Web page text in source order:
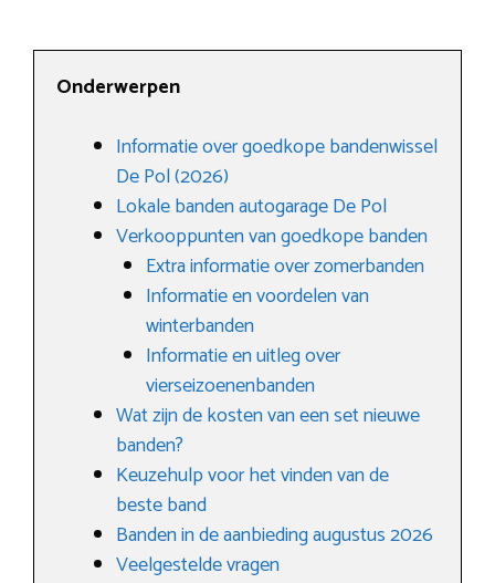
Onderwerpen
Informatie over goedkope bandenwissel
De Pol (2026)
Lokale banden autogarage De Pol
Verkooppunten van goedkope banden
Extra informatie over zomerbanden
Informatie en voordelen van
winterbanden
Informatie en uitleg over
vierseizoenenbanden
Wat zijn de kosten van een set nieuwe
banden?
Keuzehulp voor het vinden van de
beste band
Banden in de aanbieding augustus 2026
Veelgestelde vragen